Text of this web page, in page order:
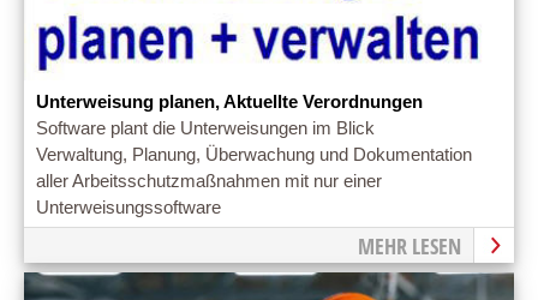
Unterweisung planen, Aktuellte Verordnungen
Software plant die Unterweisungen im Blick
Verwaltung, Planung, Überwachung und Dokumentation
aller Arbeitsschutzmaßnahmen mit nur einer
Unterweisungssoftware
MEHR LESEN